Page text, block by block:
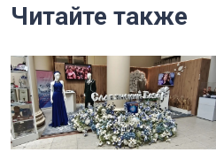
Читайте также